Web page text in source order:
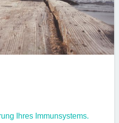
Ihres Immunsystems.